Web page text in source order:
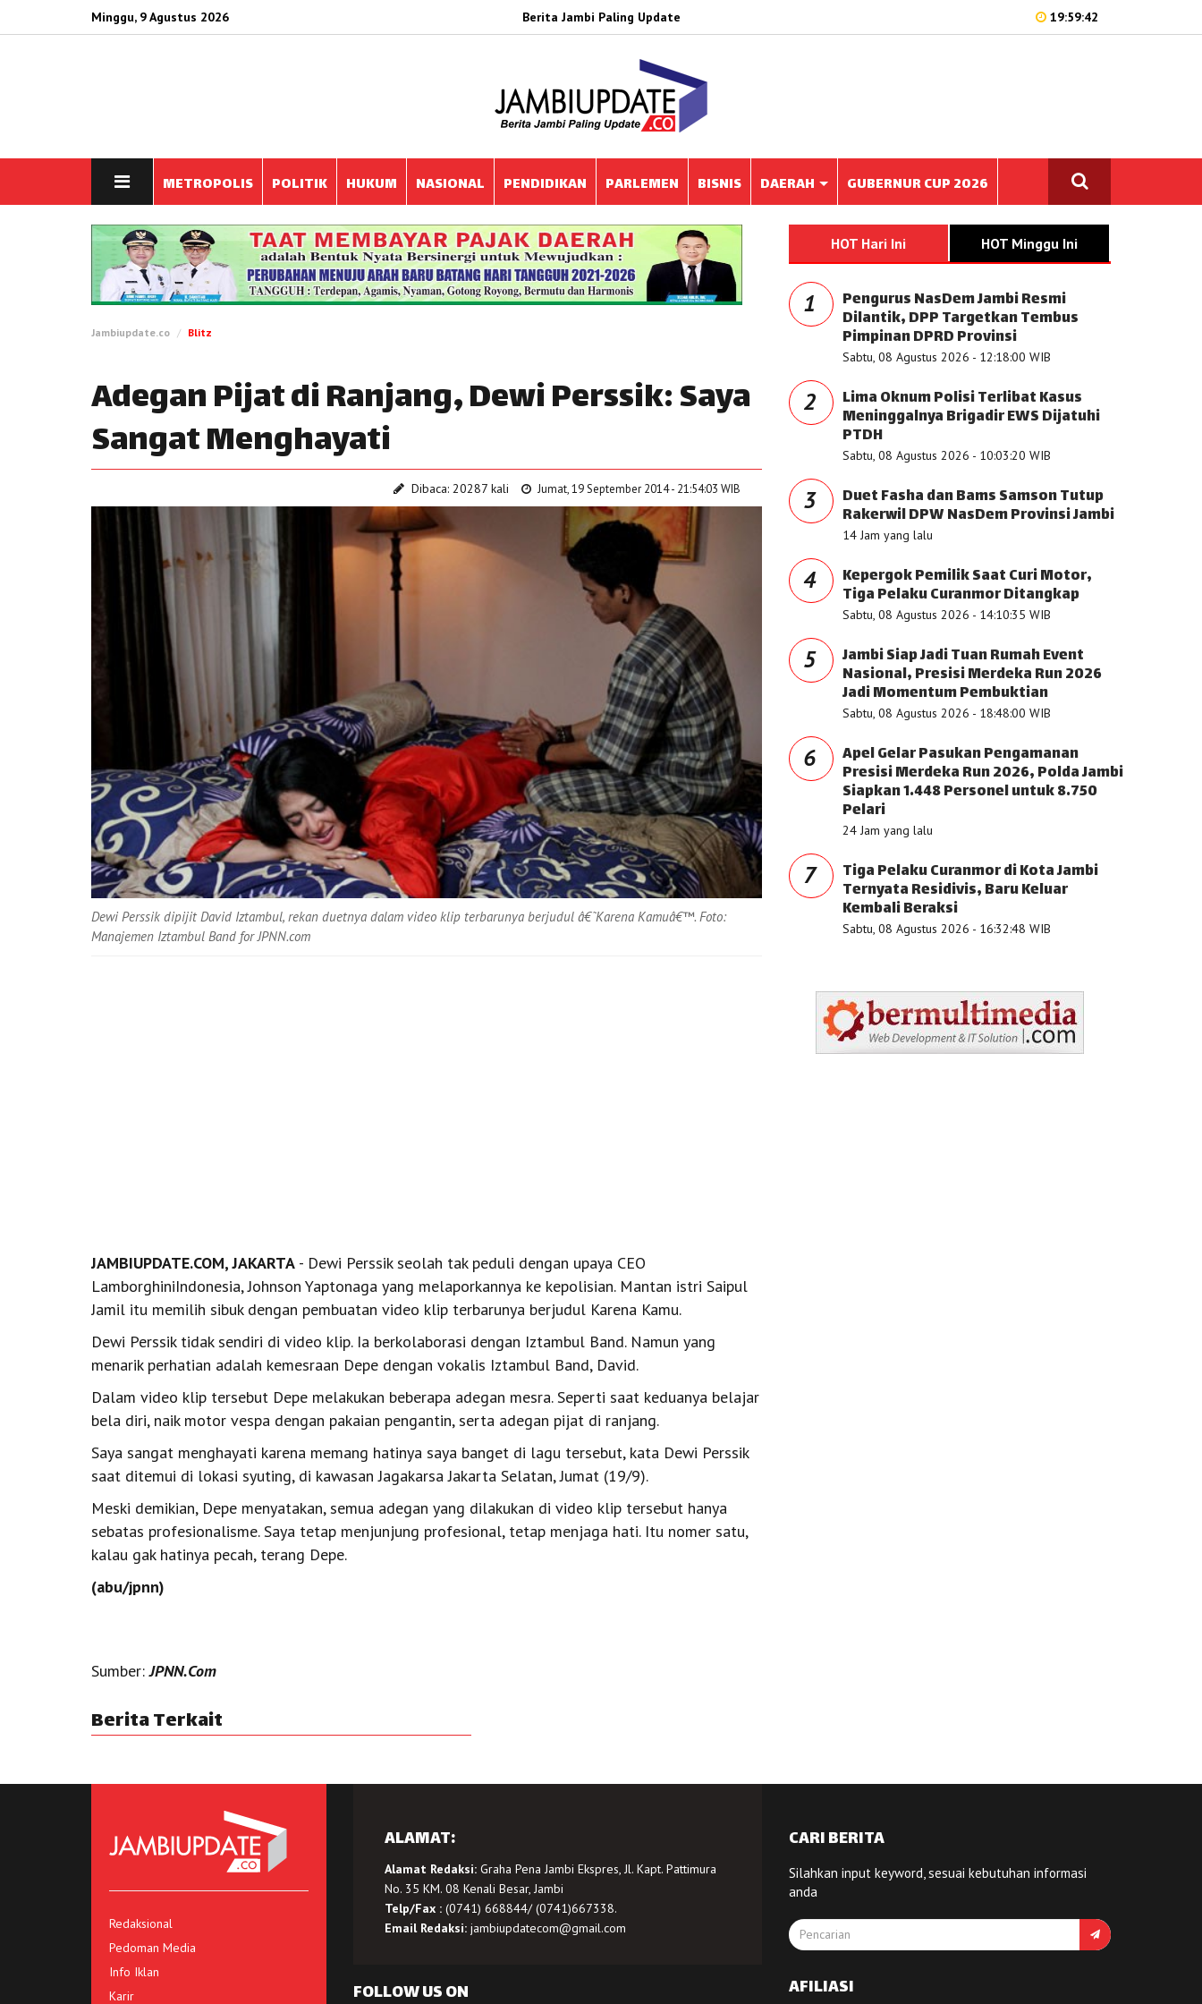
Minggu, 9 Agustus 2026 Berita Jambi Paling Update 19:59:42
METROPOLIS POLITIK HUKUM NASIONAL PENDIDIKAN PARLEMEN BISNIS DAERAH GUBERNUR CUP 2026
Jambiupdate.co Blitz
Adegan Pijat di Ranjang, Dewi Perssik: Saya
Sangat Menghayati
Dibaca: 20287 kali Jumat, 19 September 2014 - 21:54:03 WIB
Dewi Perssik dipijit David Iztambul, rekan duetnya dalam video klip terbarunya berjudul â€˜Karena Kamuâ€™. Foto:
Manajemen Iztambul Band for JPNN.com
JAMBIUPDATE.COM, JAKARTA - Dewi Perssik seolah tak peduli dengan upaya CEO
LamborghiniIndonesia, Johnson Yaptonaga yang melaporkannya ke kepolisian. Mantan istri Saipul
Jamil itu memilih sibuk dengan pembuatan video klip terbarunya berjudul Karena Kamu.
Dewi Perssik tidak sendiri di video klip. Ia berkolaborasi dengan Iztambul Band. Namun yang
menarik perhatian adalah kemesraan Depe dengan vokalis Iztambul Band, David.
Dalam video klip tersebut Depe melakukan beberapa adegan mesra. Seperti saat keduanya belajar
bela diri, naik motor vespa dengan pakaian pengantin, serta adegan pijat di ranjang.
Saya sangat menghayati karena memang hatinya saya banget di lagu tersebut, kata Dewi Perssik
saat ditemui di lokasi syuting, di kawasan Jagakarsa Jakarta Selatan, Jumat (19/9).
Meski demikian, Depe menyatakan, semua adegan yang dilakukan di video klip tersebut hanya
sebatas profesionalisme. Saya tetap menjunjung profesional, tetap menjaga hati. Itu nomer satu,
kalau gak hatinya pecah, terang Depe.
(abu/jpnn)
Sumber:JPNN.Com
Berita Terkait
HOT Hari Ini HOT Minggu Ini
1 Pengurus NasDem Jambi Resmi
Dilantik, DPP Targetkan Tembus
Pimpinan DPRD Provinsi
Sabtu, 08 Agustus 2026 - 12:18:00 WIB
2 Lima Oknum Polisi Terlibat Kasus
Meninggalnya Brigadir EWS Dijatuhi
PTDH
Sabtu, 08 Agustus 2026 - 10:03:20 WIB
3 Duet Fasha dan Bams Samson Tutup
Rakerwil DPW NasDem Provinsi Jambi
14 Jam yang lalu
4 Kepergok Pemilik Saat Curi Motor,
Tiga Pelaku Curanmor Ditangkap
Sabtu, 08 Agustus 2026 - 14:10:35 WIB
5 Jambi Siap Jadi Tuan Rumah Event
Nasional, Presisi Merdeka Run 2026
Jadi Momentum Pembuktian
Sabtu, 08 Agustus 2026 - 18:48:00 WIB
6 Apel Gelar Pasukan Pengamanan
Presisi Merdeka Run 2026, Polda Jambi
Siapkan 1.448 Personel untuk 8.750
Pelari
24 Jam yang lalu
7 Tiga Pelaku Curanmor di Kota Jambi
Ternyata Residivis, Baru Keluar
Kembali Beraksi
Sabtu, 08 Agustus 2026 - 16:32:48 WIB
Redaksional
Pedoman Media
Info Iklan
Karir
ALAMAT:
Alamat Redaksi:Graha Pena Jambi Ekspres, Jl. Kapt. Pattimura
No. 35 KM. 08 Kenali Besar, Jambi
Telp/Fax :(0741) 668844/ (0741)667338.
Email Redaksi: jambiupdatecom@gmail.com
FOLLOW US ON
CARI BERITA
Silahkan input keyword, sesuai kebutuhan informasi
anda
AFILIASI